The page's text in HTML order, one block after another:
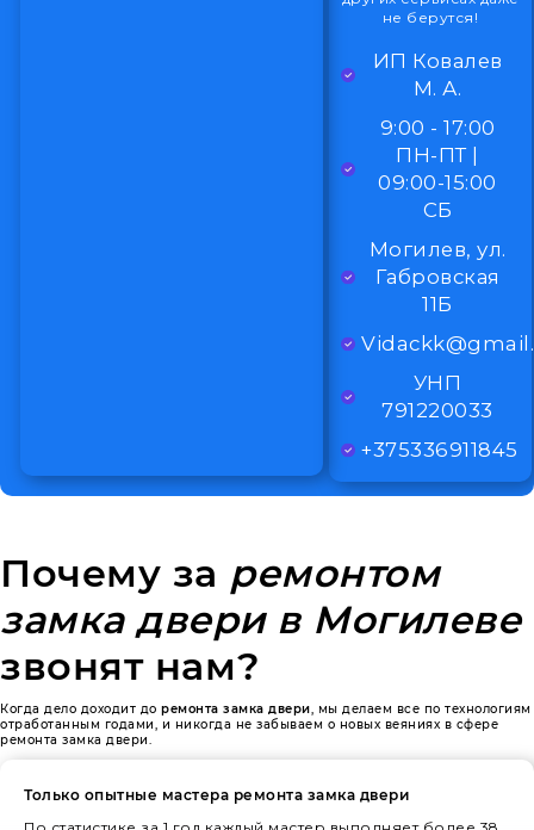
не берутся!
ИП Ковалев
М. А.
9:00 - 17:00
ПН-ПТ |
09:00-15:00
СБ
Могилев, ул.
Габровская
11Б
УНП
791220033
+375336911845
Почему за ремонтом
замка двери в Могилеве
звонят нам?
Когда дело доходит до ремонта замка двери , мы делаем все по технологиям
отработанным годами, и никогда не забываем о новых веяниях в сфере
ремонта замка двери.
Только опытные мастера ремонта замка двери